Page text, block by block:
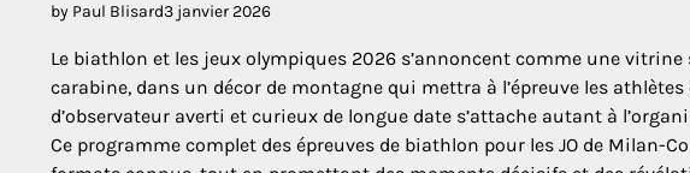
by Paul Blisard3 janvier 2026
Le biathlon et les jeux olympiques 2026 s’annoncent comme une
carabine, dans un décor de montagne qui mettra à l’épreuve les
d’observateur averti et curieux de longue date s’attache autant à
Ce programme complet des épreuves de biathlon pour les JO de Milan-